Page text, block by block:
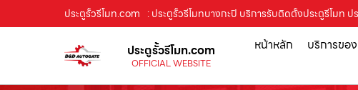
ประตูรั้วรีโมท.com : ประตูรั้วรีโมทบางกะปิ บริการรับติดตั้งประตูรีโมท
ประตูรั้วรีโมท.com
OFFICIAL WEBSITE
หน้าหลัก บริการของ